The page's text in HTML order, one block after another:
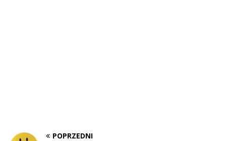
POPRZEDNI